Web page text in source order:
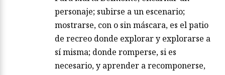
personaje; subirse a un escenario;
mostrarse, con o sin máscara, es el patio
de recreo donde explorar y explorarse a
sí misma; donde romperse, si es
necesario, y aprender a recomponerse,